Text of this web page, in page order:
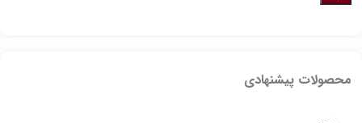
محصولات پیشنهادی